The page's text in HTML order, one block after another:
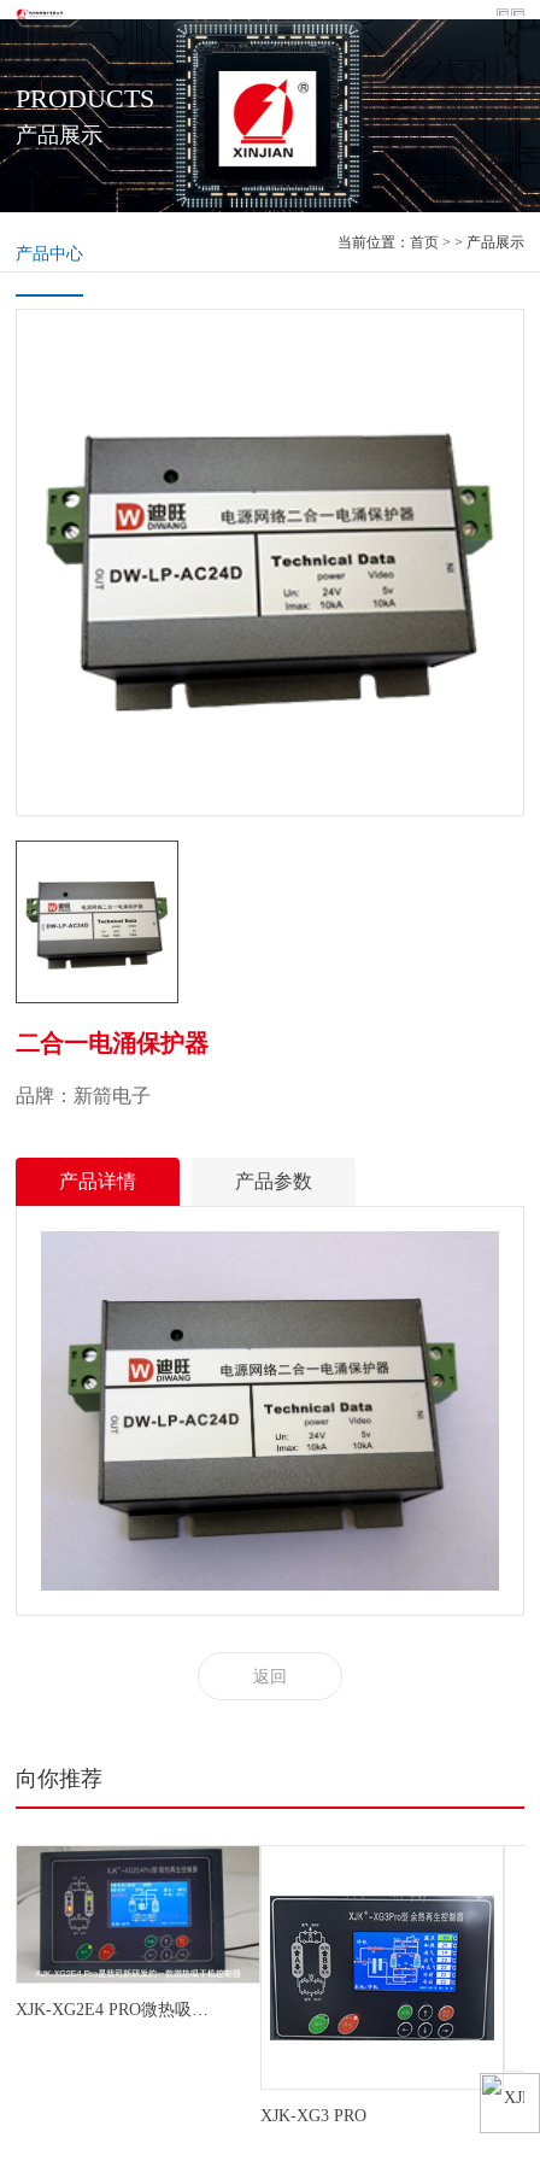
PRODUCTS
产品展示
产品中心
当前位置： 首页> > 产品展示
二合一电涌保护器
品牌：新箭电子
产品详情 产品参数
返回
向你推荐
XJK-XG2E4 PRO微热吸干机控制器
XJK-XG3 PRO